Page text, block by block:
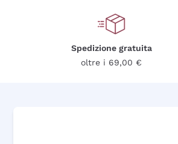
Spedizione gratuita
oltre i 69,00 €